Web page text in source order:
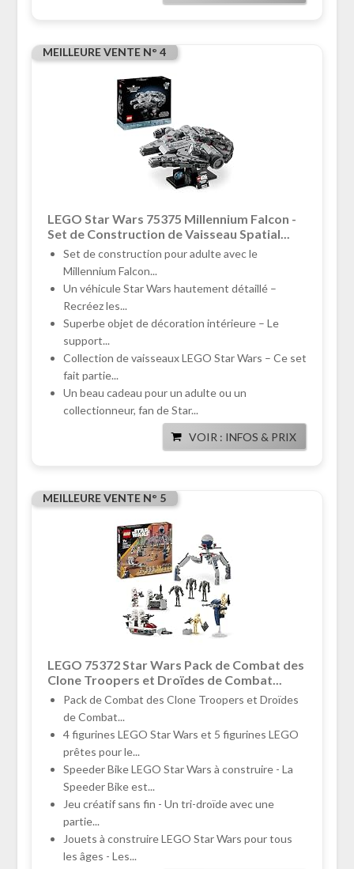
MEILLEURE VENTE N° 4
LEGO Star Wars 75375 Millennium Falcon -
Set de Construction de Vaisseau Spatial...
Set de construction pour adulte avec le
Millennium Falcon...
Un véhicule Star Wars hautement détaillé –
Recréez les...
Superbe objet de décoration intérieure – Le
support...
Collection de vaisseaux LEGO Star Wars – Ce set
fait partie...
Un beau cadeau pour un adulte ou un
collectionneur, fan de Star...
VOIR : INFOS & PRIX
MEILLEURE VENTE N° 5
LEGO 75372 Star Wars Pack de Combat des
Clone Troopers et Droïdes de Combat...
Pack de Combat des Clone Troopers et Droïdes
de Combat...
4 figurines LEGO Star Wars et 5 figurines LEGO
prêtes pour le...
Speeder Bike LEGO Star Wars à construire - La
Speeder Bike est...
Jeu créatif sans fin - Un tri-droïde avec une
partie...
Jouets à construire LEGO Star Wars pour tous
les âges - Les...